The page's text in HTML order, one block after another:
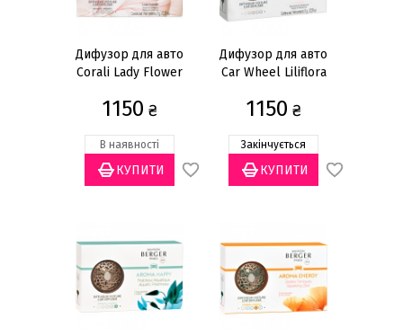
Дифузор для авто
Corali Lady Flower
1150 ₴
В наявності
Дифузор для авто
Car Wheel Liliflora
1150 ₴
Закінчується